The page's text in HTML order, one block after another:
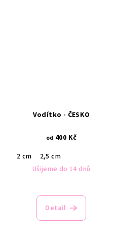
Vodítko - ČESKO
od 400 Kč
2 cm
2,5 cm
Ušijeme do 14 dnů
Detail